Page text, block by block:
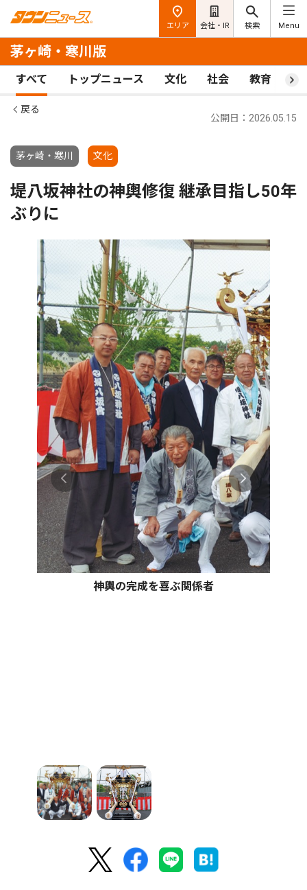
エリア 会社・IR 検索 Menu
茅ヶ崎・寒川版
すべて トップニュース 文化 社会 教育 ス
戻る
茅ヶ崎・寒川 文化
公開日：2026.05.15
堤八坂神社の神輿修復 継承目指し50年
ぶりに
神輿の完成を喜ぶ関係者